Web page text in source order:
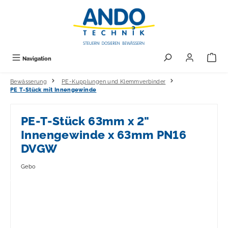
Navigation
Bewässerung
PE-Kupplungen und Klemmverbinder
PE T-Stück mit Innengewinde
PE-T-Stück 63mm x 2"
Innengewinde x 63mm PN16
DVGW
Gebo